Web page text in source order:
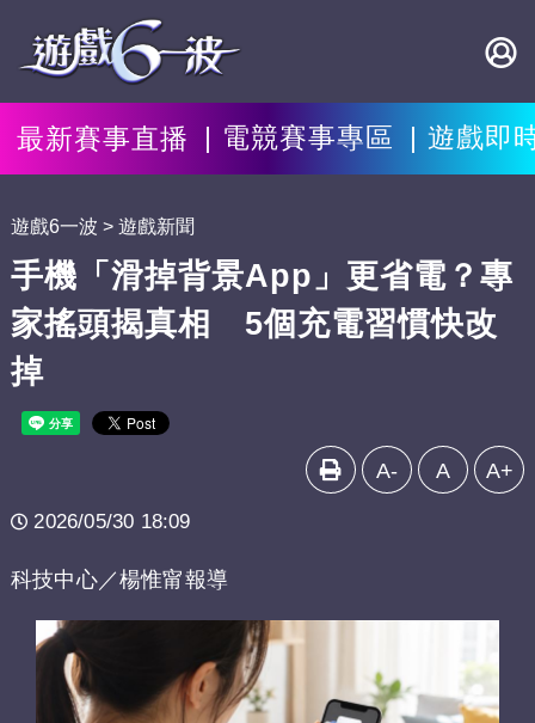
最新賽事直播 電競賽事專區 遊戲即
遊戲6一波 遊戲新聞
手機「滑掉背景App」更省電？專
家搖頭揭真相 5個充電習慣快改
掉
A- A A+
2026/05/30 18:09
科技中心／楊惟甯報導